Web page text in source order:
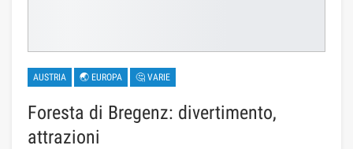
AUSTRIA 🌏 EUROPA 🤔 VARIE
Foresta di Bregenz: divertimento,
attrazioni